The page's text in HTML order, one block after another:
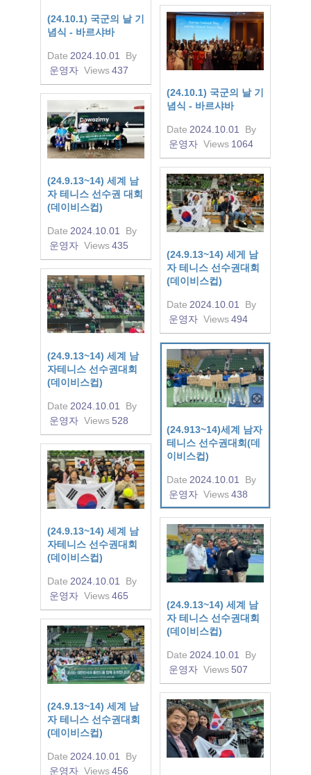
(24.10.1) 국군의 날 기
념식 - 바르샤바
Date 2024.10.01
By
운영자 Views437
(24.10.1) 국군의 날 기
념식 - 바르샤바
Date 2024.10.01
By
운영자 Views 1064
(24.9.13~14) 세계 남
자 테니스 선수권 대회
(데이비스컵)
Date 2024.10.01
By
운영자 Views435
(24.9.13~14) 세게 남
자 테니스 선수권대회
(데이비스컵)
Date 2024.10.01
By
운영자 Views494
(24.9.13~14) 세계 남
자테니스 선수권대회
(데이비스컵)
Date 2024.10.01
By
운영자 Views 528
(24.913~14)세계 남자
테니스 선수권대회(데
이비스컵)
Date 2024.10.01
By
운영자 Views438
(24.9.13~14) 세계 남
자테니스 선수권대회
(데이비스컵)
Date 2024.10.01
By
운영자 Views465
(24.9.13~14) 세계 남
자 테니스 선수권대회
(데이비스컵)
Date 2024.10.01
By
운영자 Views 507
(24.9.13~14) 세계 남
자 테니스 선수권대회
(데이비스컵)
Date 2024.10.01
By
운영자 Views456